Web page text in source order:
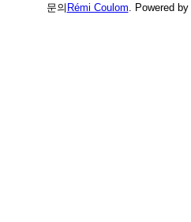
문의 Rémi Coulom . Powered by